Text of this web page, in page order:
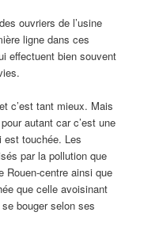
ouvriers de l’usine
ligne dans ces
effectuent bien souvent
c’est tant mieux. Mais
autant car c’est une
est touchée. Les
par la pollution que
Rouen-centre ainsi que
que celle avoisinant
bouger selon ses